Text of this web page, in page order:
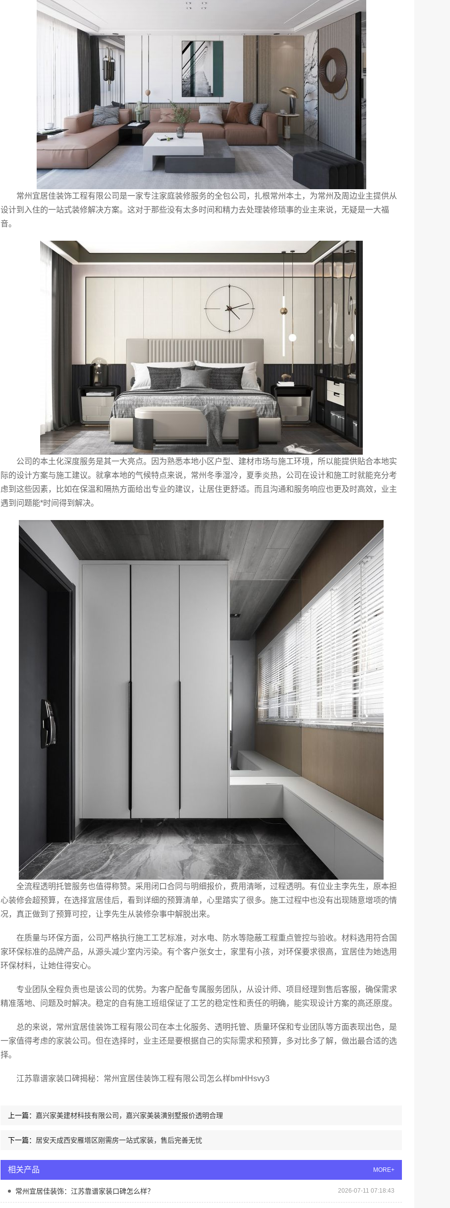
常州宜居佳装饰工程有限公司是一家专注家庭装修服务的全包公司，扎根常州本土，为常州及周边业主提供从
设计到入住的一站式装修解决方案。这对于那些没有太多时间和精力去处理装修琐事的业主来说，无疑是一大福
音。
公司的本土化深度服务是其一大亮点。因为熟悉本地小区户型、建材市场与施工环境，所以能提供贴合本地实
际的设计方案与施工建议。就拿本地的气候特点来说，常州冬季湿冷，夏季炎热，公司在设计和施工时就能充分考
虑到这些因素，比如在保温和隔热方面给出专业的建议，让居住更舒适。而且沟通和服务响应也更及时高效，业主
遇到问题能*时间得到解决。
全流程透明托管服务也值得称赞。采用闭口合同与明细报价，费用清晰，过程透明。有位业主李先生，原本担
心装修会超预算，在选择宜居佳后，看到详细的预算清单，心里踏实了很多。施工过程中也没有出现随意增项的情
况，真正做到了预算可控，让李先生从装修杂事中解脱出来。
在质量与环保方面，公司严格执行施工工艺标准，对水电、防水等隐蔽工程重点管控与验收。材料选用符合国
家环保标准的品牌产品，从源头减少室内污染。有个客户张女士，家里有小孩，对环保要求很高，宜居佳为她选用
环保材料，让她住得安心。
专业团队全程负责也是该公司的优势。为客户配备专属服务团队，从设计师、项目经理到售后客服，确保需求
精准落地、问题及时解决。稳定的自有施工班组保证了工艺的稳定性和责任的明确，能实现设计方案的高还原度。
总的来说，常州宜居佳装饰工程有限公司在本土化服务、透明托管、质量环保和专业团队等方面表现出色，是
一家值得考虑的家装公司。但在选择时，业主还是要根据自己的实际需求和预算，多对比多了解，做出最合适的选
择。
江苏靠谱家装口碑揭秘：常州宜居佳装饰工程有限公司怎么样bmHHsvy3
上一篇： 嘉兴家美建材科技有限公司，嘉兴家美装潢别墅报价透明合理
下一篇： 居安天成西安雁塔区刚需房一站式家装，售后完善无忧
相关产品 MORE+
常州宜居佳装饰：江苏靠谱家装口碑怎么样？ 2026-07-11 07:18:43